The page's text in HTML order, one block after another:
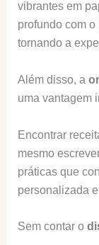
vibrantes em
profundo com
tornando a
Além disso, a
uma vantagem
Encontrar
mesmo
práticas que
personalizada
Sem contar o